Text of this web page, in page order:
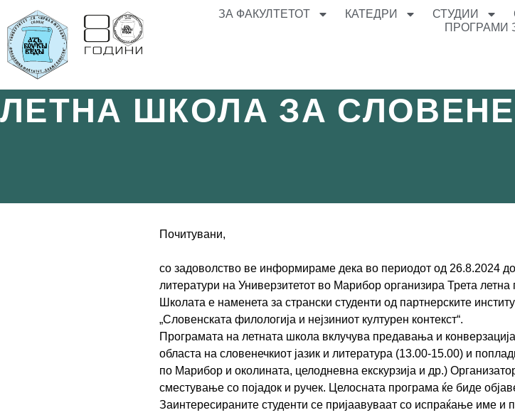
ЗА ФАКУЛТЕТОТ КАТЕДРИ СТУДИИ
ПРОГРАМИ
ЛЕТНА ШКОЛА ЗА
Почитувани,
со задоволство ве информираме дека во периодот од 26.8.2024
литератури на Универзитетот во Марибор организира Трета летна
Школата е наменета за странски студенти од партнерските
„Словенската филологија и нејзиниот културен контекст“.
Програмата на летната школа вклучува предавања и
областа на словенечкиот јазик и литература (13.00-15.00) и
по Марибор и околината, целодневна екскурзија и др.)
сместување со појадок и ручек. Целосната програма ќе биде
Заинтересираните студенти се пријаавуваат со испраќање име